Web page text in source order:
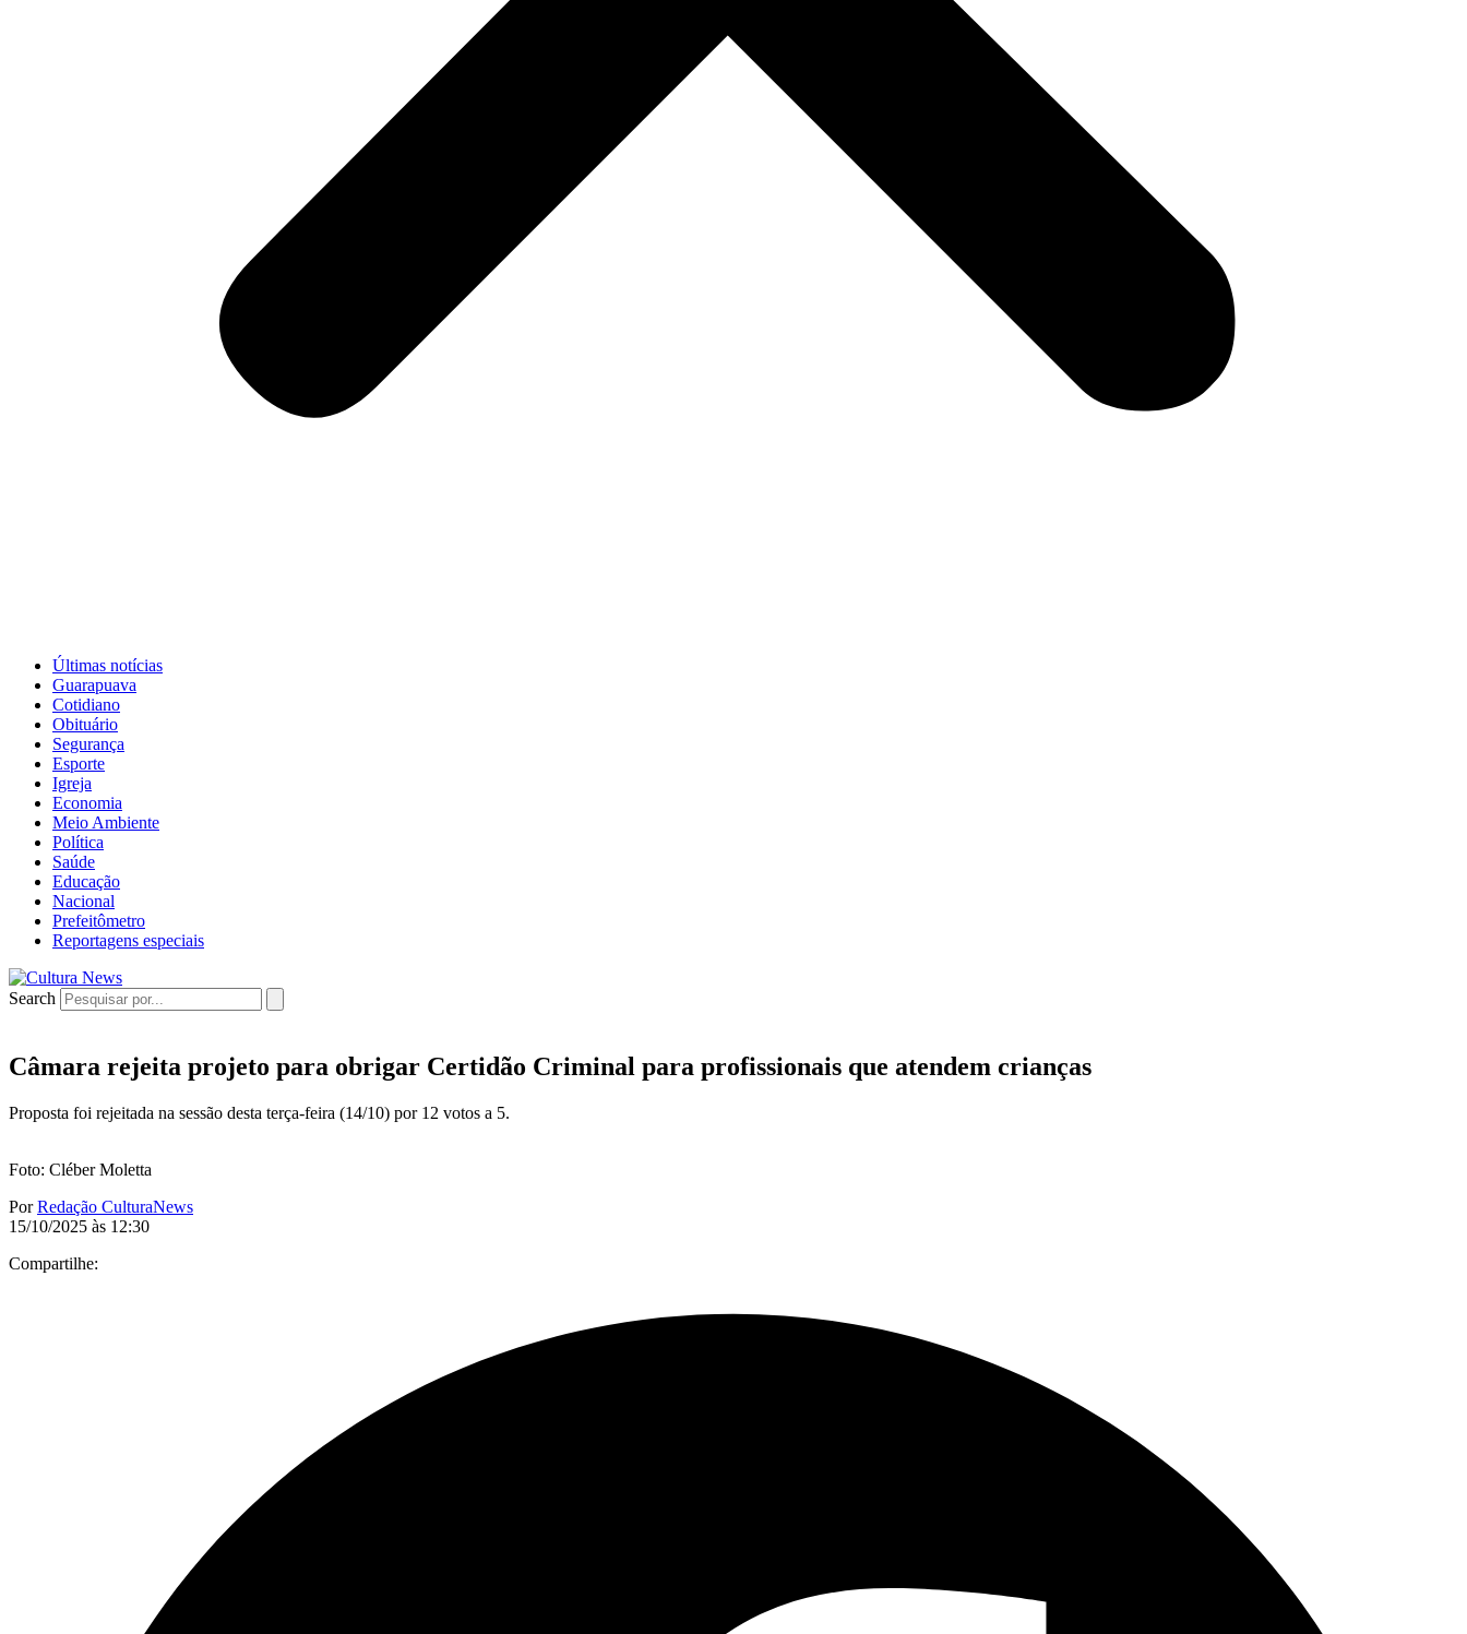
Últimas notícias
Guarapuava
Cotidiano
Obituário
Segurança
Esporte
Igreja
Economia
Meio Ambiente
Política
Saúde
Educação
Nacional
Prefeitômetro
Reportagens especiais
Search
Câmara rejeita projeto para obrigar Certidão Criminal para profissionais que atendem crianças
Proposta foi rejeitada na sessão desta terça-feira (14/10) por 12 votos a 5.
Foto: Cléber Moletta
PorRedação CulturaNews
15/10/2025 às 12:30
Compartilhe: